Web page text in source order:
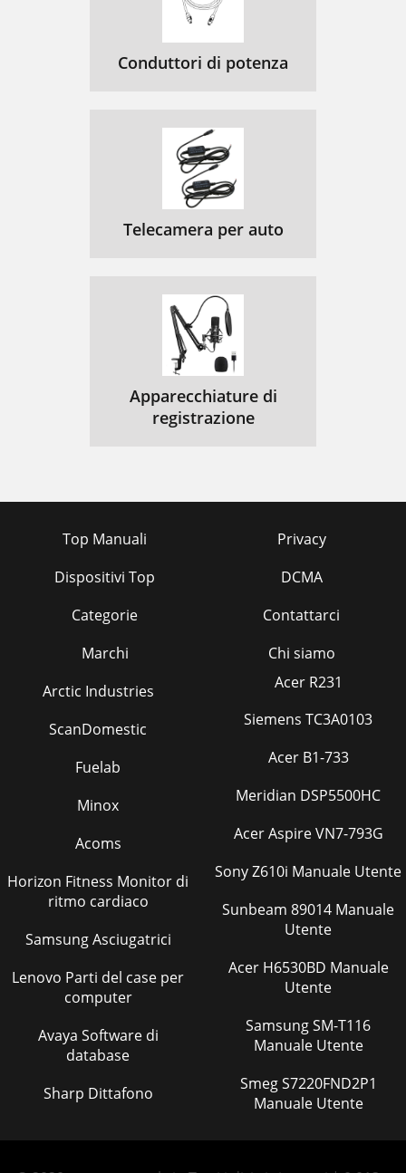
Conduttori di potenza
Telecamera per auto
Apparecchiature di
registrazione
Top Manuali
Dispositivi Top
Categorie
Marchi
Privacy
DCMA
Contattarci
Chi siamo
Arctic Industries
ScanDomestic
Fuelab
Minox
Acoms
Horizon Fitness Monitor di
ritmo cardiaco
Samsung Asciugatrici
Lenovo Parti del case per
computer
Avaya Software di
database
Sharp Dittafono
Acer R231
Siemens TC3A0103
Acer B1-733
Meridian DSP5500HC
Acer Aspire VN7-793G
Sony Z610i Manuale Utente
Sunbeam 89014 Manuale
Utente
Acer H6530BD Manuale
Utente
Samsung SM-T116
Manuale Utente
Smeg S7220FND2P1
Manuale Utente